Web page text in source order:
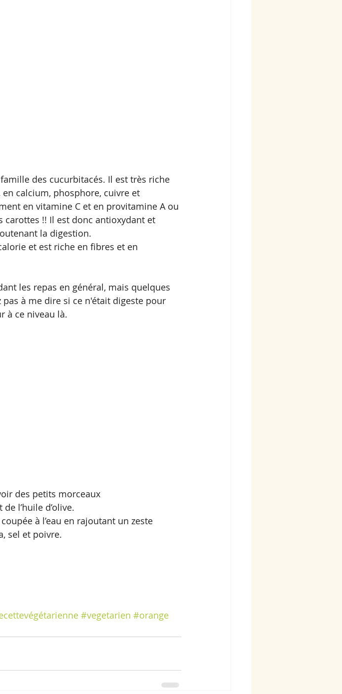
des cucurbitacés. Il est très riche
calcium, phosphore, cuivre et
en vitamine C et en provitamine A ou
!! Il est donc antioxydant et
la digestion.
et est riche en fibres et en
les repas en général, mais quelques
à me dire si ce n'était digeste pour
à ce niveau là.
des petits morceaux
l’huile d’olive.
à l’eau en rajoutant un zeste
sel et poivre.
#vegetarien #orange